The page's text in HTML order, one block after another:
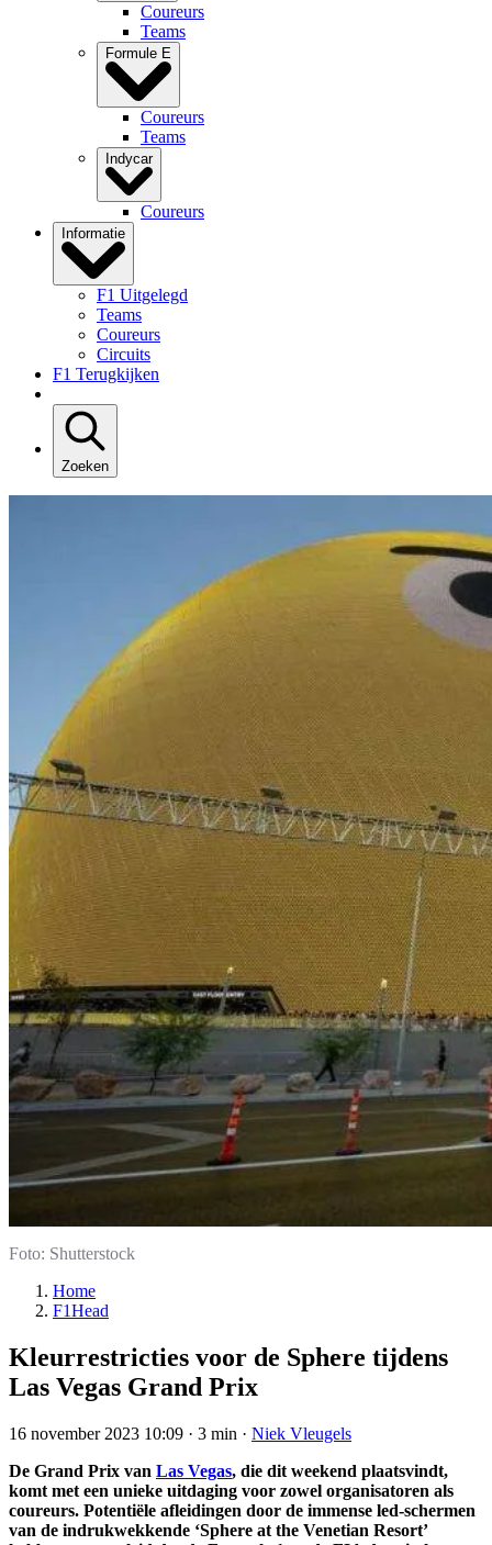
Coureurs
Teams
Formule E
Coureurs
Teams
Indycar
Coureurs
Informatie
F1 Uitgelegd
Teams
Coureurs
Circuits
F1 Terugkijken
Zoeken
Foto: Shutterstock
Home
F1Head
Kleurrestricties voor de Sphere tijdens
Las Vegas Grand Prix
16 november 2023 10:09 · 3 min · Niek Vleugels
De Grand Prix van Las Vegas, die dit weekend plaatsvindt,
komt met een unieke uitdaging voor zowel organisatoren als
coureurs. Potentiële afleidingen door de immense led-schermen
van de indrukwekkende ‘Sphere at the Venetian Resort’